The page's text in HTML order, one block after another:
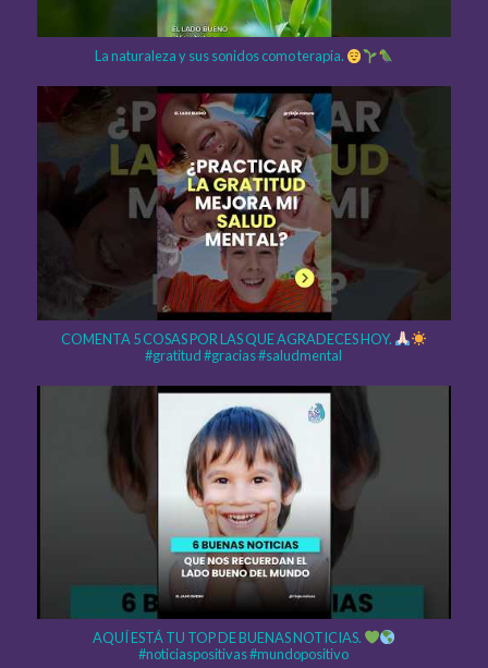
La naturaleza y sus sonidos como terapia.
COMENTA 5 COSAS POR LAS QUE AGRADECES HOY.
#gratitud #gracias #saludmental
AQUÍ ESTÁ TU TOP DE BUENAS NOTICIAS.
#noticiaspositivas #mundopositivo